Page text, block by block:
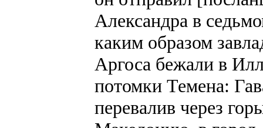
Александра в
каким образом
Аргоса бежали в
потомки Темена:
перевалив через